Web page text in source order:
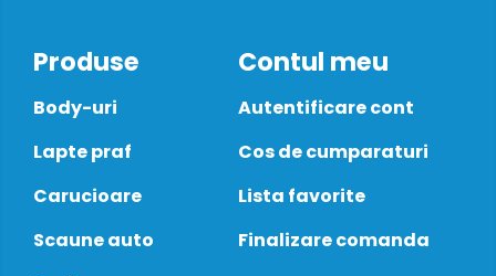
Produse
Body-uri
Lapte praf
Carucioare
Scaune auto
Contul meu
Autentificare cont
Cos de cumparaturi
Lista favorite
Finalizare comanda